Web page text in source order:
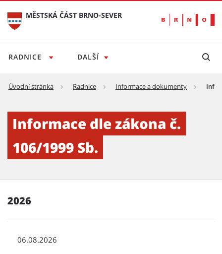
MĚSTSKÁ ČÁST BRNO-SEVER
RADNICE DALŠÍ
Úvodní stránka Radnice Informace a dokumenty
Informace dle zákona č.
106/1999 Sb.
2026
06.08.2026